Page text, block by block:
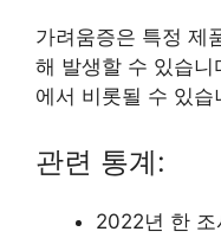
가려움증은 특정 제
해 발생할 수 있습
에서 비롯될 수 있습
관련 통계:
2022년 한